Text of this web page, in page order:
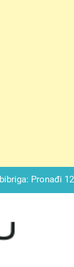
Pronađi
Do tačnog